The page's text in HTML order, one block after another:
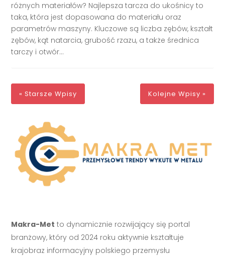
różnych materiałów? Najlepsza tarcza do ukośnicy to
taka, która jest dopasowana do materiału oraz
parametrów maszyny. Kluczowe są liczba zębów, kształt
zębów, kąt natarcia, grubość rzazu, a także średnica
tarczy i otwór...
« Starsze Wpisy Kolejne Wpisy »
Makra-Met to dynamicznie rozwijający się portal
branżowy, który od 2024 roku aktywnie kształtuje
krajobraz informacyjny polskiego przemysłu